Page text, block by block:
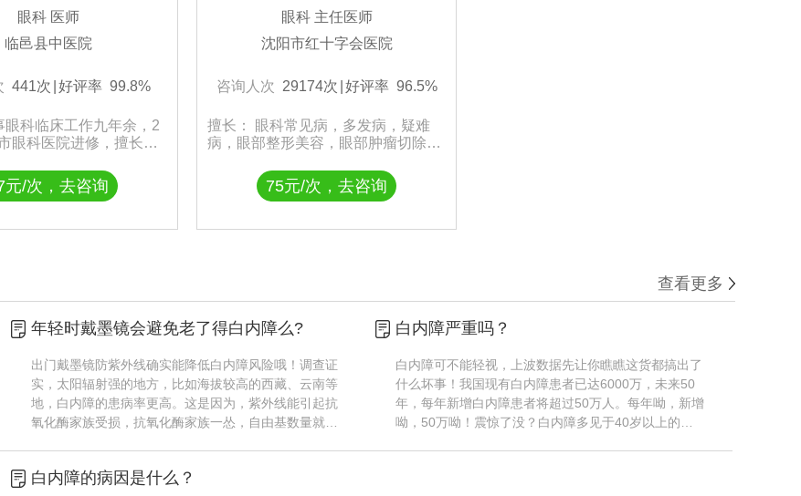
眼科 医师
临邑县中医院
441次 好评率 99.8%
眼科临床工作九年余，2
眼科医院进修，擅长各
元/次，去咨询
眼科 主任医师
沈阳市红十字会医院
咨询人次 29174次 好评率 96.5%
擅长： 眼科常见病，多发病，疑难
病，眼部整形美容，眼部肿瘤切除，
75元/次，去咨询
查看更多
年轻时戴墨镜会避免老了得白内障么?
出门戴墨镜防紫外线确实能降低白内障风险哦！调查证
实，太阳辐射强的地方，比如海拔较高的西藏、云南等
地，白内障的患病率更高。这是因为，紫外线能引起抗
氧化酶家族受损，抗氧化酶家族一怂，自由基数量就增
白内障严重吗？
白内障可不能轻视，上波数据先让你瞧瞧这货都搞出了
什么坏事！我国现有白内障患者已达6000万，未来50
年，每年新增白内障患者将超过50万人。每年呦，新增
呦，50万呦！震惊了没？白内障多见于40岁以上的人
白内障的病因是什么？